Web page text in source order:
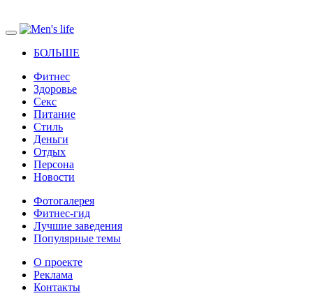
БОЛЬШЕ
Фитнес
Здоровье
Секс
Питание
Стиль
Деньги
Отдых
Персона
Новости
Фотогалерея
Фитнес-гид
Лучшие заведения
Популярные темы
О проекте
Реклама
Контакты